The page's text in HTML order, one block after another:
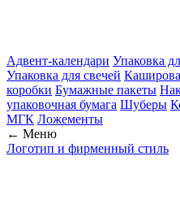
Адвент-календари Упаковка
Упаковка для свечей
коробки Бумажные пакеты
упаковочная бумага Шуберы
МГК Ложементы
← Меню
Логотип и фирменный стиль